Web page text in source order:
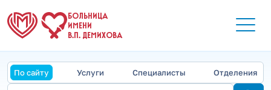
БОЛЬНИЦА
ИМЕНИ
В.П. ДЕМИХОВА
По сайту Услуги Специалисты Отделения